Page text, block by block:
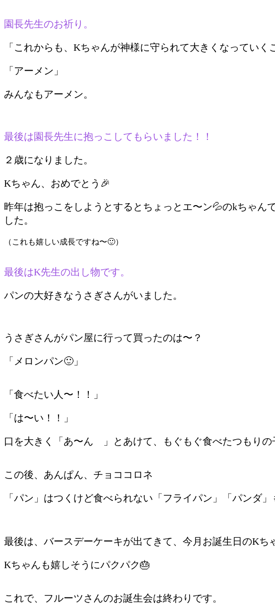
園長先生のお祈り。
「これからも、Kちゃんが神様に守られて大きくなっていく
「アーメン」
みんなもアーメン。
最後は園長先生に抱っこしてもらいました！！
２歳になりました。
Kちゃん、おめでとう🎉
昨年は抱っこをしようとするとちょっとエ〜ン💦のkちゃん
した。
（これも嬉しい成長ですね〜🙂）
最後はK先生の出し物です。
パンの大好きなうさぎさんがいました。
うさぎさんがパン屋に行って買ったのは〜？
「メロンパン🙂」
「食べたい人〜！！」
「は〜い！！」
口を大きく「あ〜ん 」とあけて、もぐもぐ食べたつもりの
この後、あんぱん、チョココロネ
「パン」はつくけど食べられない「フライパン」「パンダ
最後は、バースデーケーキが出てきて、今月お誕生日のKち
Kちゃんも嬉しそうにパクパク🎂
これで、フルーツさんのお誕生会は終わりです。